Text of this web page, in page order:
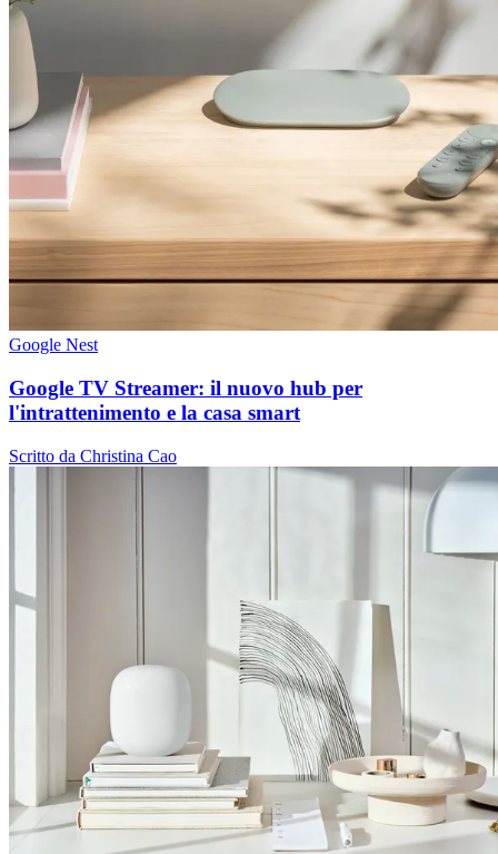
Google Nest
Google TV Streamer: il nuovo hub per
l'intrattenimento e la casa smart
Scritto da Christina Cao